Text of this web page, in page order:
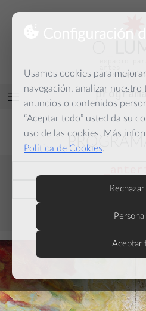
Configuración
Usamos cookies para
navegación, analizar
anuncios o contenidos
“Aceptar todo” usted da su
uso de las cookies. Más
Política de Cookies.
Aceptar
y la palabra